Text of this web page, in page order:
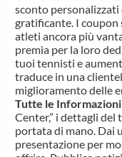
sconto
gratificante. I coupon
atleti ancora più
premia per la loro
tuoi tennisti e
traduce in una
miglioramento delle
Tutte le
Center,” i dettagli del
portata di mano. Dai
presentazione per